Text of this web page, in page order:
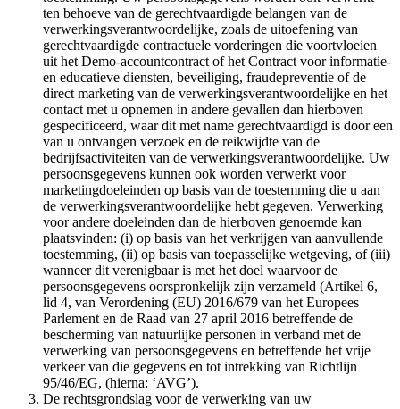
ten behoeve van de gerechtvaardigde belangen van de
verwerkingsverantwoordelijke, zoals de uitoefening van
gerechtvaardigde contractuele vorderingen die voortvloeien
uit het Demo-accountcontract of het Contract voor informatie-
en educatieve diensten, beveiliging, fraudepreventie of de
direct marketing van de verwerkingsverantwoordelijke en het
contact met u opnemen in andere gevallen dan hierboven
gespecificeerd, waar dit met name gerechtvaardigd is door een
van u ontvangen verzoek en de reikwijdte van de
bedrijfsactiviteiten van de verwerkingsverantwoordelijke. Uw
persoonsgegevens kunnen ook worden verwerkt voor
marketingdoeleinden op basis van de toestemming die u aan
de verwerkingsverantwoordelijke hebt gegeven. Verwerking
voor andere doeleinden dan de hierboven genoemde kan
plaatsvinden: (i) op basis van het verkrijgen van aanvullende
toestemming, (ii) op basis van toepasselijke wetgeving, of (iii)
wanneer dit verenigbaar is met het doel waarvoor de
persoonsgegevens oorspronkelijk zijn verzameld (Artikel 6,
lid 4, van Verordening (EU) 2016/679 van het Europees
Parlement en de Raad van 27 april 2016 betreffende de
bescherming van natuurlijke personen in verband met de
verwerking van persoonsgegevens en betreffende het vrije
verkeer van die gegevens en tot intrekking van Richtlijn
95/46/EG, (hierna: ‘AVG’).
De rechtsgrondslag voor de verwerking van uw